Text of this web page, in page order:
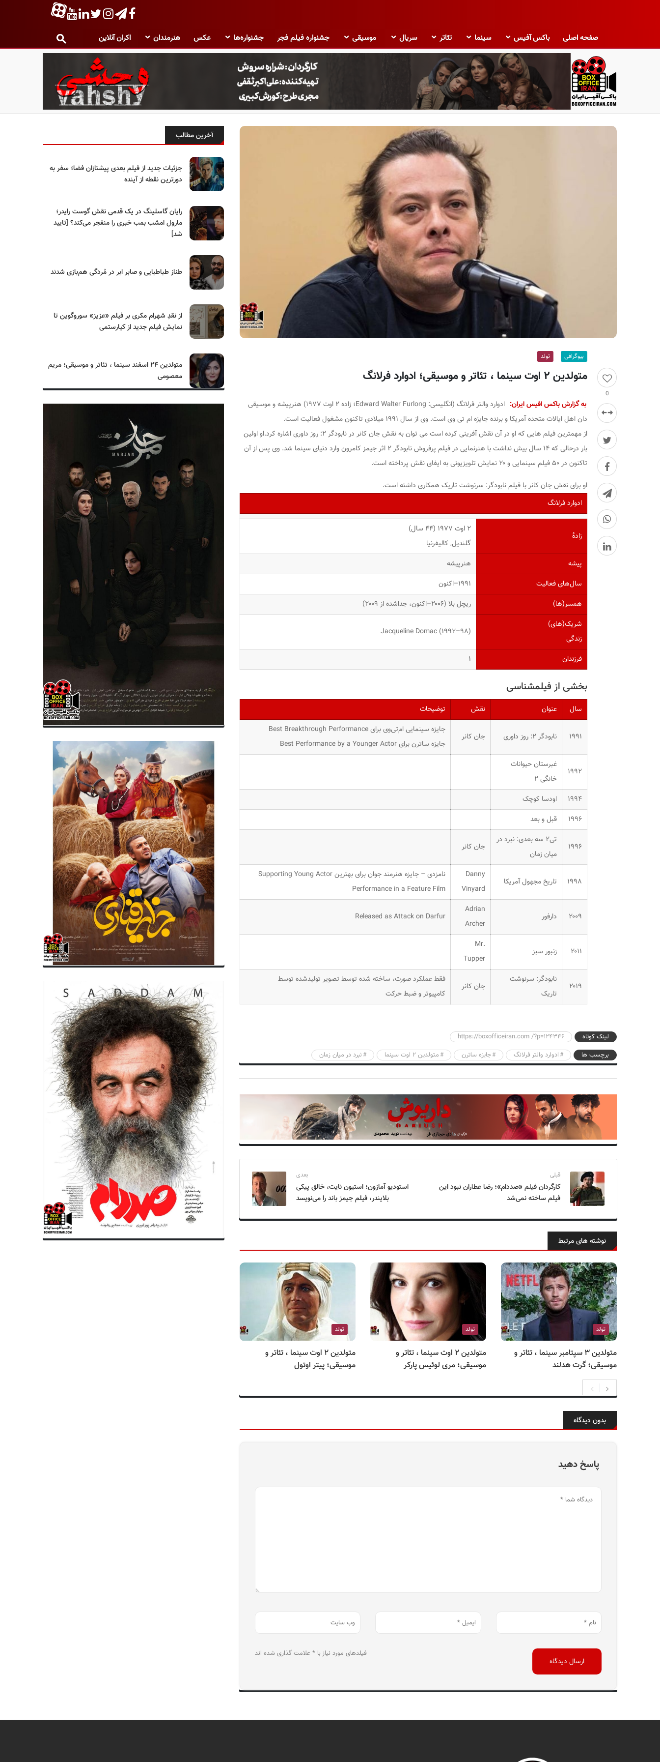
صفحه اصلی باکس آفیس سینما تئاتر سریال موسیقی جشنواره فیلم فجر جشنواره‌ها عکس هنرمندان اکران آنلاین
ب
0
بیوگرافی تولد
متولدین ۲ اوت سینما ، تئاتر و موسیقی؛ ادوارد فرلانگ
به گزارش باکس افیس ایران: ادوارد والتر فرلانگ (انگلیسی: Edward Walter Furlong
؛ زاده ۲ اوت ۱۹۷۷) هنرپیشه و موسیقی
دان اهل ایالات متحده آمریکا و برنده جایزه ام تی وی است. وی از سال ۱۹۹۱ میلادی تاکنون مشغول فعالیت است.
از مهمترین فیلم هایی که او در آن نقش آفرینی کرده است می توان به نقش جان کانر در نابودگر ۲: روز داوری اشاره کرد.او اولین
بار درحالی که ۱۴ سال بیش نداشت با هنرنمایی در فیلم پرفروش نابودگر ۲ اثر جیمز کامرون وارد دنیای سینما شد. وی پس از آن
تاکنون در ۵۰ فیلم سینمایی و ۲۰ نمایش تلویزیونی به ایفای نقش پرداخته است.
او برای نقش جان کانر با فیلم نابودگر: سرنوشت تاریک همکاری داشته است.
ادوارد فرلانگ
زادهٔ
۲ اوت ۱۹۷۷ ‏(۴۴ سال)
گلندیل, کالیفرنیا
پیشه
هنرپیشه
سال‌های فعالیت
۱۹۹۱–اکنون
همسر(ها)
ریچل بلا (۲۰۰۶–اکنون، جداشده از ۲۰۰۹)
شریک(های)
زندگی
Jacqueline Domac (۱۹۹۲–۹۸)
فرزندان ۱
بخشی از فیلمشناسی
سال عنوان نقش توضیحات
۱۹۹۱ نابودگر ۲: روز داوری جان کانر
جایزه سینمایی ام‌تی‌وی برای Best Breakthrough Performance
جایزه ساترن برای Best Performance by a Younger Actor
۱۹۹۲
غبرستان حیوانات
خانگی ۲
۱۹۹۴
اودسا کوچک
۱۹۹۶
قبل و بعد
۱۹۹۶
تی۲ سه بعدی: نبرد در
میان زمان
جان کانر
۱۹۹۸ تاریخ مجهول آمریکا
Danny
Vinyard
نامزدی – جایزه هنرمند جوان برای بهترین Supporting Young Actor
Performance in a Feature Film
۲۰۰۹ دارفور
Adrian
Archer
Released as Attack on Darfur
۲۰۱۱ زنبور سبز
Mr.
Tupper
۲۰۱۹
نابودگر: سرنوشت
تاریک
جان کانر
فقط عملکرد صورت، ساخته شده توسط تصویر تولیدشده توسط
کامپیوتر و ضبط حرکت
لینک کوتاه
https://boxofficeiran.com /?p=124346
برچسب ها
ادوارد والتر فرلانگ جایزه ساترن متولدین 2 اوت سینما نبرد در میان زمان
قبلی
کارگردان فیلم «صددام»؛ رضا عطاران نبود این
فیلم ساخته نمی‌شد
بعدی
استودیو آمازون؛ استیون نایت، خالق پیکی
بلایندر، فیلم جیمز باند را می‌نویسد
نوشته های مرتبط
تولد
متولدین ۳ سپتامبر سینما ، تئاتر و
موسیقی؛ گرت هدلند
تولد
متولدین ۲ اوت سینما ، تئاتر و
موسیقی؛ مری لوئیس پارکر
تولد
متولدین ۲ اوت سینما ، تئاتر و
موسیقی؛ پیتر اوتول
بدون دیدگاه
پاسخ دهید
فیلدهای مورد نیاز با * علامت گذاری شده اند
آخرین مطالب
جزئیات جدید از فیلم بعدی پیشتازان فضا؛ سفر به
دورترین نقطه از آینده
رایان گاسلینگ در یک قدمی نقش گوست رایدر؛
مارول امشب بمب خبری را منفجر می‌کند؟ [تایید
شد]
طناز طباطبایی و صابر ابر در مُردگی هم‌بازی شدند
از نقدِ شهرام مکری بر فیلم «عزیز» سوروگوین تا
نمایش فیلم جدید از کیارستمی
متولدین ۲۴ اسفند سینما ، تئاتر و موسیقی؛ مریم
معصومی